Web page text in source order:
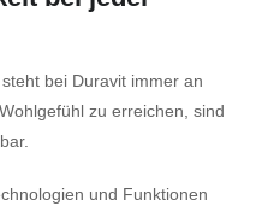
bei Duravit immer an
zu erreichen, sind
und Funktionen